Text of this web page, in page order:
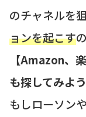
のチャネルを狙
ョンを起こす
【Amazon、
も探してみよう
もしローソン